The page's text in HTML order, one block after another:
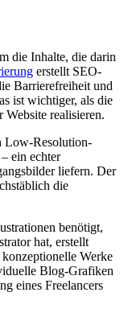
die Inhalte, die darin
erstellt SEO-
Barrierefreiheit und
ist wichtiger, als die
Website realisieren.
Low-Resolution-
ein echter
liefern. Der
die
benötigt,
hat, erstellt
Werke
Blog-Grafiken
eines Freelancers